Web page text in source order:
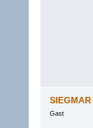
SIEGMAR
Gast